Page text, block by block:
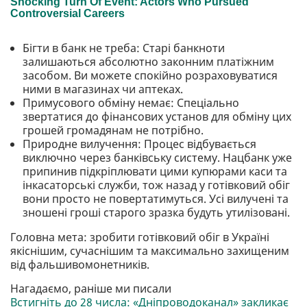
Бігти в банк не треба: Старі банкноти
залишаються абсолютно законним платіжним
засобом. Ви можете спокійно розраховуватися
ними в магазинах чи аптеках.
Примусового обміну немає: Спеціально
звертатися до фінансових установ для обміну цих
грошей громадянам не потрібно.
Природне вилучення: Процес відбувається
виключно через банківську систему. Нацбанк уже
припинив підкріплювати цими купюрами каси та
інкасаторські служби, тож назад у готівковий обіг
вони просто не повертатимуться. Усі вилучені та
зношені гроші старого зразка будуть утилізовані.
Головна мета: зробити готівковий обіг в Україні
якіснішим, сучаснішим та максимально захищеним
від фальшивомонетників.
Нагадаємо, раніше ми писали
Встигніть до 28 числа: «Дніпроводоканал» закликає